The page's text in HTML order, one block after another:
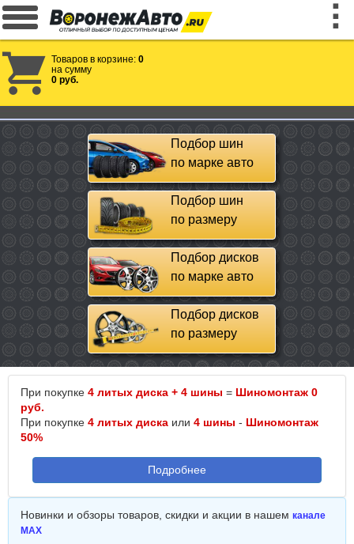
Товаров в корзине: 0
на сумму
0 руб.
Подбор шин
по марке авто
Подбор шин
по размеру
Подбор дисков
по марке авто
Подбор дисков
по размеру
При покупке 4 литых диска + 4 шины = Шиномонтаж 0
руб.
При покупке 4 литых диска или 4 шины - Шиномонтаж
50%
Подробнее
Новинки и обзоры товаров, скидки и акции в нашем канале
MAX